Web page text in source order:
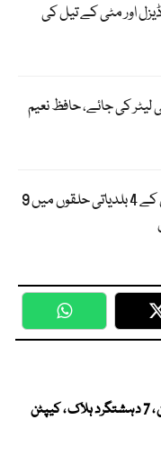
اور مٹی کے تیل کی
228 روپے فی لیٹر کی جائے، حافظ نعیم
الیکشن کمیشن نے بلوچستان کے 4 بلدیاتی حلقوں میں 9
WhatsApp
ہنگو میں سکیورٹی فورسز کا آپریشن ، 7 دہشتگرد ہلاک ، کیپٹن